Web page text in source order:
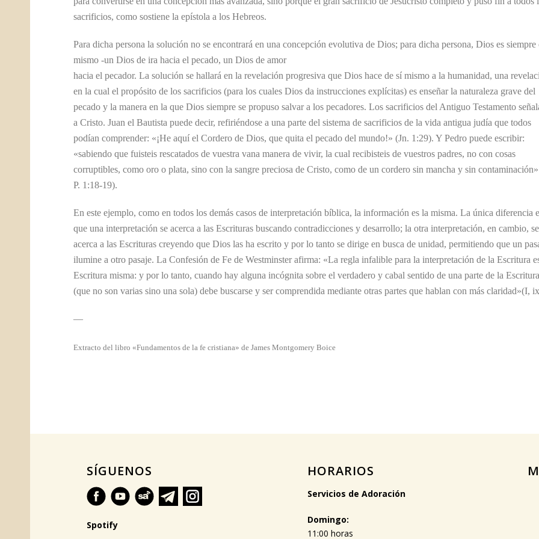
sacrificios, como sostiene la epístola a los Hebreos.
Para dicha persona la solución no se encontrará en una concepción evolutiva de Dios; para dicha persona, Dios es siempre
mismo -un Dios de ira hacia el pecado, un Dios de amor
hacia el pecador. La solución se hallará en la revelación progresiva que Dios hace de sí mismo a la humanidad, una
en la cual el propósito de los sacrificios (para los cuales Dios da instrucciones explícitas) es enseñar la naturaleza grave del
pecado y la manera en la que Dios siempre se propuso salvar a los pecadores. Los sacrificios del Antiguo Testamento
a Cristo. Juan el Bautista puede decir, refiriéndose a una parte del sistema de sacrificios de la vida antigua judía que todos
podían comprender: «¡He aquí el Cordero de Dios, que quita el pecado del mundo!» (Jn. 1:29). Y Pedro puede escribir:
«sabiendo que fuisteis rescatados de vuestra vana manera de vivir, la cual recibisteis de vuestros padres, no con cosas
corruptibles, como oro o plata, sino con la sangre preciosa de Cristo, como de un cordero sin mancha y sin
P. 1:18-19).
En este ejemplo, como en todos los demás casos de interpretación bíblica, la información es la misma. La única diferencia
que una interpretación se acerca a las Escrituras buscando contradicciones y desarrollo; la otra interpretación, en cambio, se
acerca a las Escrituras creyendo que Dios las ha escrito y por lo tanto se dirige en busca de unidad, permitiendo que un
ilumine a otro pasaje. La Confesión de Fe de Westminster afirma: «La regla infalible para la interpretación de la Escritura
Escritura misma: y por lo tanto, cuando hay alguna incógnita sobre el verdadero y cabal sentido de una parte de la Escritura
(que no son varias sino una sola) debe buscarse y ser comprendida mediante otras partes que hablan con más claridad»(I,
—
Extracto del libro «Fundamentos de la fe cristiana» de James Montgomery Boice
SÍGUENOS
Spotify
HORARIOS
Servicios de Adoración
Domingo:
11:00 horas